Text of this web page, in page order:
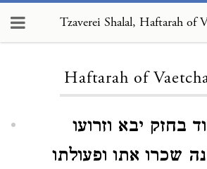
Haftarah of
בחזק יבא וזרועו
שכרו אתו ופעולתו